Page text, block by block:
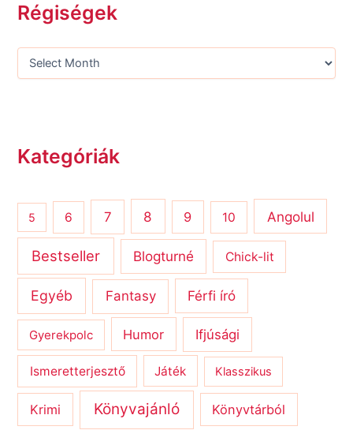
Régiségek
Kategóriák
5 6 7 8 9 10 Angolul
Bestseller Blogturné Chick-lit
Egyéb Fantasy Férfi író
Gyerekpolc Humor Ifjúsági
Ismeretterjesztő Játék Klasszikus
Krimi Könyvajánló Könyvtárból